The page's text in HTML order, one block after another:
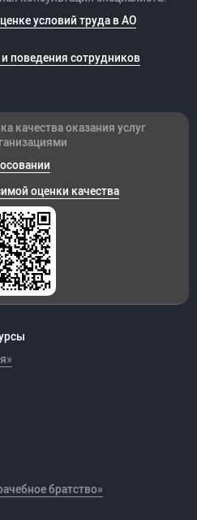
условий труда в АО
поведения сотрудников
братство»
качества оказания услуг
оценки качества